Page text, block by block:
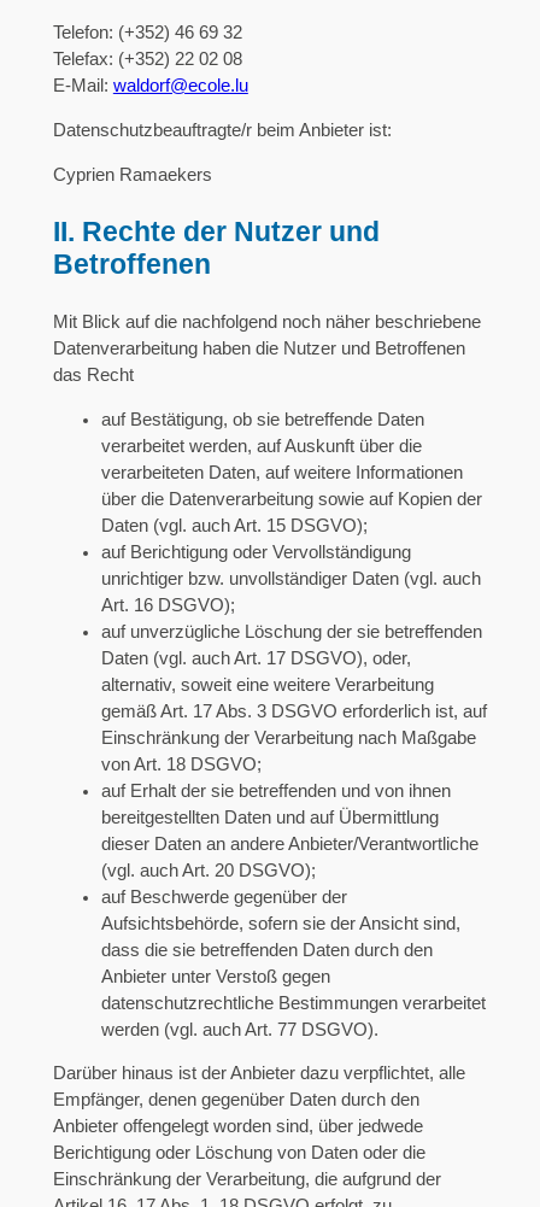
Telefon: (+352) 46 69 32
Telefax: (+352) 22 02 08
E-Mail: waldorf@ecole.lu
Datenschutzbeauftragte/r beim Anbieter ist:
Cyprien Ramaekers
II. Rechte der Nutzer und
Betroffenen
Mit Blick auf die nachfolgend noch näher beschriebene
Datenverarbeitung haben die Nutzer und Betroffenen
das Recht
auf Bestätigung, ob sie betreffende Daten
verarbeitet werden, auf Auskunft über die
verarbeiteten Daten, auf weitere Informationen
über die Datenverarbeitung sowie auf Kopien der
Daten (vgl. auch Art. 15 DSGVO);
auf Berichtigung oder Vervollständigung
unrichtiger bzw. unvollständiger Daten (vgl. auch
Art. 16 DSGVO);
auf unverzügliche Löschung der sie betreffenden
Daten (vgl. auch Art. 17 DSGVO), oder,
alternativ, soweit eine weitere Verarbeitung
gemäß Art. 17 Abs. 3 DSGVO erforderlich ist, auf
Einschränkung der Verarbeitung nach Maßgabe
von Art. 18 DSGVO;
auf Erhalt der sie betreffenden und von ihnen
bereitgestellten Daten und auf Übermittlung
dieser Daten an andere Anbieter/Verantwortliche
(vgl. auch Art. 20 DSGVO);
auf Beschwerde gegenüber der
Aufsichtsbehörde, sofern sie der Ansicht sind,
dass die sie betreffenden Daten durch den
Anbieter unter Verstoß gegen
datenschutzrechtliche Bestimmungen verarbeitet
werden (vgl. auch Art. 77 DSGVO).
Darüber hinaus ist der Anbieter dazu verpflichtet, alle
Empfänger, denen gegenüber Daten durch den
Anbieter offengelegt worden sind, über jedwede
Berichtigung oder Löschung von Daten oder die
Einschränkung der Verarbeitung, die aufgrund der